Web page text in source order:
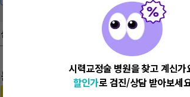
심평원 가격공개 병원
눈애안과의원
시력교정술 병원을 찾고 계신가
할인가로 검진/상담 받아보세